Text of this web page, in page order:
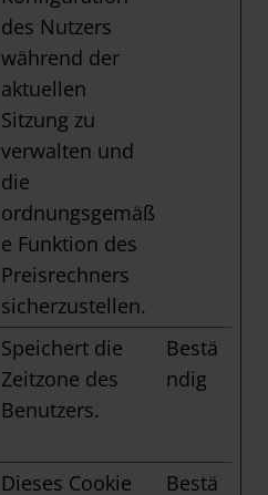
des Nutzers
während der
aktuellen
Sitzung zu
verwalten und
die
ordnungsgemäß
e Funktion des
Preisrechners
sicherzustellen.
Speichert die
Zeitzone des
Benutzers.
Bestä
ndig
Dieses Cookie
Bestä